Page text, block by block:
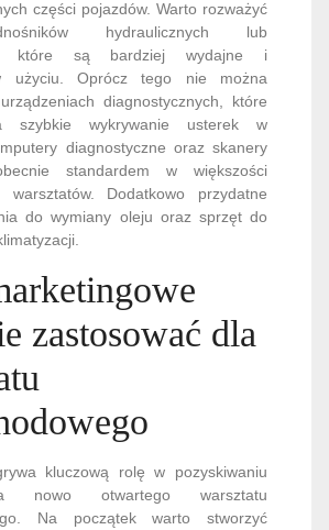
części pojazdów. Warto rozważyć
hydraulicznych lub
które są bardziej wydajne i
użyciu. Oprócz tego nie można
diagnostycznych, które
szybkie wykrywanie usterek w
diagnostyczne oraz skanery
standardem w większości
warsztatów. Dodatkowo przydatne
do wymiany oleju oraz sprzęt do
zastosować dla
kluczową rolę w pozyskiwaniu
nowo otwartego warsztatu
Na początek warto stworzyć